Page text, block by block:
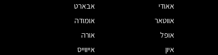
אאודי
אבארט
אווטאר
אומודה
אופל
אורה
איון
אייווייס